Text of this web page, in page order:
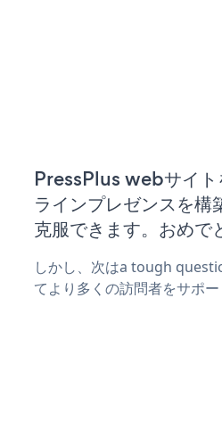
PressPlus webサイト
ラインプレゼンスを構
克服できます。おめで
しかし、次はa tough
てより多くの訪問者をサポ